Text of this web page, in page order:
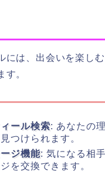
には、出会いを楽し
す。
ール検索: あなたの
つけられます。
ジ機能: 気になる相
を交換できます。